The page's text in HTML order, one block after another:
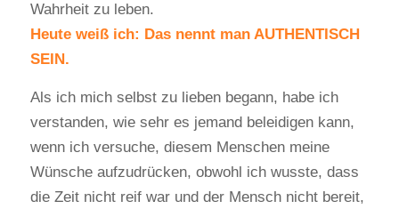
Wahrheit zu leben.
Heute weiß ich: Das nennt man AUTHENTISCH
SEIN.
Als ich mich selbst zu lieben begann, habe ich
verstanden, wie sehr es jemand beleidigen kann,
wenn ich versuche, diesem Menschen meine
Wünsche aufzudrücken, obwohl ich wusste, dass
die Zeit nicht reif war und der Mensch nicht bereit,